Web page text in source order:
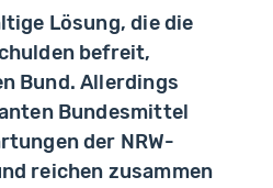
Lösung, die die
befreit,
Bund. Allerdings
Bundesmittel
der NRW-
reichen zusammen